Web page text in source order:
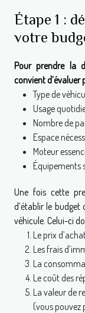
Étape 1 :
votre
Pour prendre la
convient d’évaluer
Type de
Usage
Nombre de
Espace
Moteur
Équipements
Une fois cette
d’établir le budget
véhicule. Celui-ci
Le prix
Les frais
La
Le coût des
La valeur de
(vous pouvez